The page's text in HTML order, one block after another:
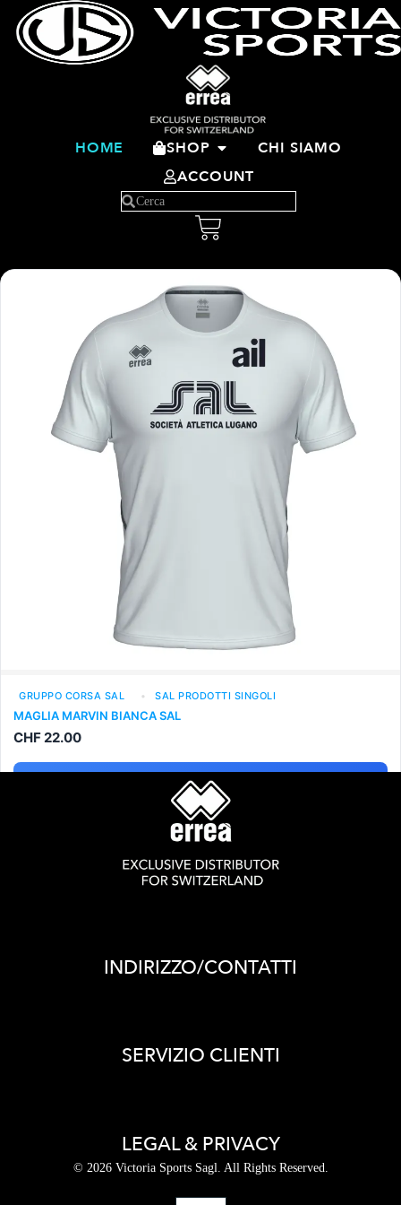
HOME SHOP
CHI SIAMO
ACCOUNT
GRUPPO CORSA SAL SAL PRODOTTI SINGOLI
MAGLIA MARVIN BIANCA SAL
CHF22.00
Seleziona opzioni
INDIRIZZO/CONTATTI
SERVIZIO CLIENTI
LEGAL & PRIVACY
© 2026 Victoria Sports Sagl. All Rights Reserved.